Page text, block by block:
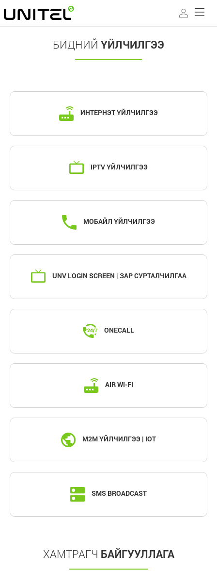
БИДНИЙ ҮЙЛЧИЛГЭЭ
ИНТЕРНЭТ ҮЙЛЧИЛГЭЭ
IPTV ҮЙЛЧИЛГЭЭ
МОБАЙЛ ҮЙЛЧИЛГЭЭ
UNV LOGIN SCREEN | ЗАР СУРТАЛЧИЛГАА
ONECALL
AIR WI-FI
M2M ҮЙЛЧИЛГЭЭ | IOT
SMS BROADCAST
ХАМТРАГЧ БАЙГУУЛЛАГА